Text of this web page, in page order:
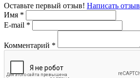
Оставьте первый отзыв! Написать отзыв
Имя *
E-mail *
Комментарий *